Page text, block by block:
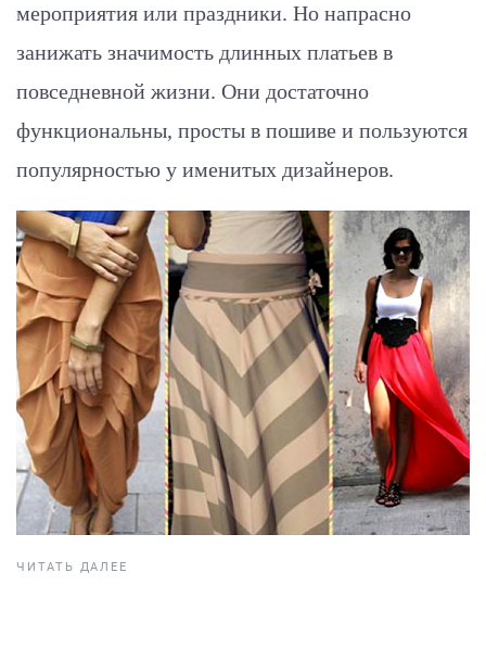
мероприятия или праздники. Но напрасно
занижать значимость длинных платьев в
повседневной жизни. Они достаточно
функциональны, просты в пошиве и пользуются
популярностью у именитых дизайнеров.
ЧИТАТЬ ДАЛЕЕ